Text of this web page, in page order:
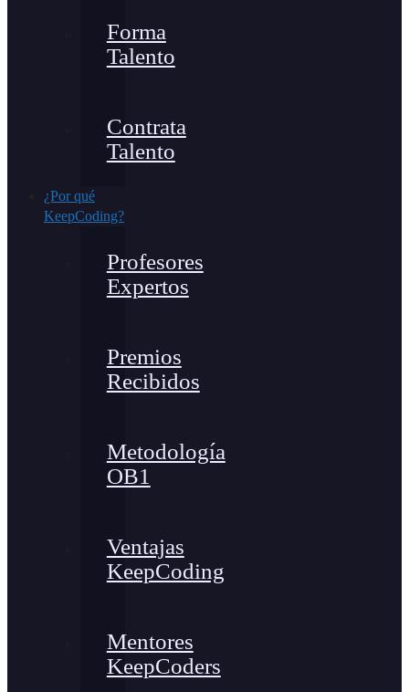
Forma
Talento
Contrata
Talento
¿Por qué
KeepCoding?
Profesores
Expertos
Premios
Recibidos
Metodología
OB1
Ventajas
KeepCoding
Mentores
KeepCoders